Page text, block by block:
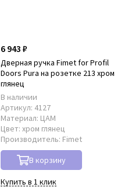
6 943 ₽
Дверная ручка Fimet for Рrofil
Doors Pura на розетке 213 хром
глянец
В наличии
Артикул: 4127
Материал: ЦАМ
Цвет: хром глянец
Производитель: Fimet
В корзину
Купить в 1 клик